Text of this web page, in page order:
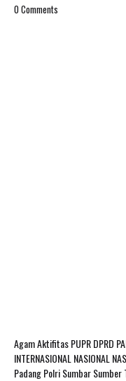
0 Comments
AgamAktifitas PUPRDPRD
INTERNASIONAL NASIONAL
PadangPolriSumbarSumber